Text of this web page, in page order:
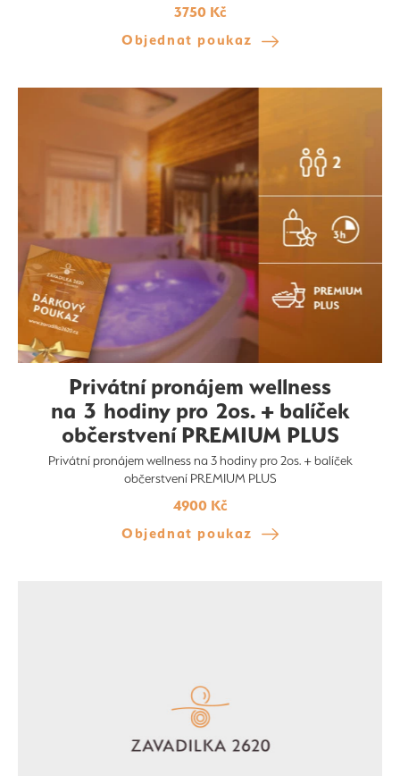
3750 Kč
Objednat poukaz
Privátní pronájem wellness
na 3 hodiny pro 2os. + balíček
občerstvení PREMIUM PLUS
Privátní pronájem wellness na 3 hodiny pro 2os. + balíček
občerstvení PREMIUM PLUS
4900 Kč
Objednat poukaz